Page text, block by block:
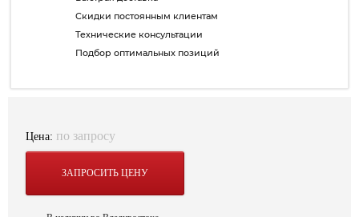
Скидки постоянным клиентам
Технические консультации
Подбор оптимальных позиций
Цена: по запросу
ЗАПРОСИТЬ ЦЕНУ